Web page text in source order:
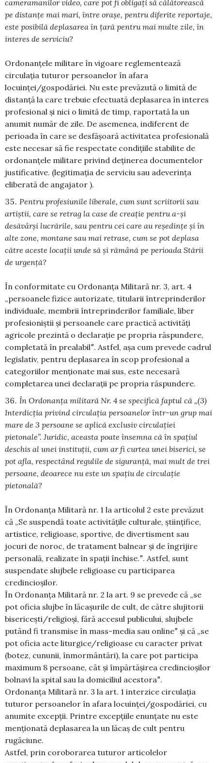
cameramanilor video, care pot fi obligați să călătorească
pe distanțe mai mari, între orașe, pentru diferite reportaje,
este posibilă deplasarea în țară pentru mai multe zile, în
interes de serviciu?
Ordonanțele militare în vigoare reglementează
circulația tuturor persoanelor în afara
locuinței/gospodăriei. Nu este prevăzută o limită de
distanță la care trebuie efectuată deplasarea în interes
profesional și nici o limită de timp, raportată la un
anumit număr de zile. De asemenea, indiferent de
perioada în care se desfășoară activitatea profesională
este necesar să fie respectate condițiile stabilite de
ordonanțele militare privind deținerea documentelor
justificative. (legitimația de serviciu sau adeverința
eliberată de angajator ).
Pentru profesiunile liberale, cum sunt scriitorii sau
artiștii, care se retrag la case de creație pentru a-și
desăvârși lucrările, sau pentru cei care au reședințe și în
alte zone, montane sau mai retrase, cum se pot deplasa
către aceste locații unde să și rămână pe perioada Stării
de urgență?
În conformitate cu Ordonanța Militară nr. 3, art. 4
„persoanele fizice autorizate, titularii întreprinderilor
individuale, membrii întreprinderilor familiale, liber
profesioniștii și persoanele care practică activități
agricole prezintă o declarație pe propria răspundere,
completată în prealabilˮ. Astfel, așa cum prevede cadrul
legislativ, pentru deplasarea în scop profesional a
categoriilor menționate mai sus, este necesară
completarea unei declarații pe propria răspundere.
În Ordonanța militară Nr. 4 se specifică faptul că „(3)
Interdicția privind circulația persoanelor într-un grup mai
mare de 3 persoane se aplică exclusiv circulației
pietonale”. Juridic, aceasta poate însemna că în spațiul
deschis al unei instituții, cum ar fi curtea unei biserici, se
pot afla, respectând regulile de siguranță, mai mult de trei
persoane, deoarece nu este un spațiu de circulație
pietonală?
În Ordonanța Militară nr. 1 la articolul 2 este prevăzut
că „Se suspendă toate activitățile culturale, științifice,
artistice, religioase, sportive, de divertisment sau
jocuri de noroc, de tratament balnear și de îngrijire
personală, realizate în spații închise.ˮ. Astfel, sunt
suspendate slujbele religioase cu participarea
credincioșilor.
În Ordonanța Militară nr. 2 la art. 9 se prevede că „se
pot oficia slujbe în lăcașurile de cult, de către slujitorii
bisericești/religioși, fără accesul publicului, slujbele
putând fi transmise în mass-media sau onlineˮ și că „se
pot oficia acte liturgice/religioase cu caracter privat
(botez, cununii, înmormântări), la care pot participa
maximum 8 persoane, cât și împărtășirea credincioșilor
bolnavi la spital sau la domiciliul acestoraˮ.
Ordonanța Militară nr. 3 la art. 1 interzice circulația
tuturor persoanelor în afara locuinței/gospodăriei, cu
anumite excepții. Printre excepțiile enunțate nu este
menționată deplasarea la un lăcaș de cult pentru
rugăciune.
Astfel, prin coroborarea tuturor articolelor